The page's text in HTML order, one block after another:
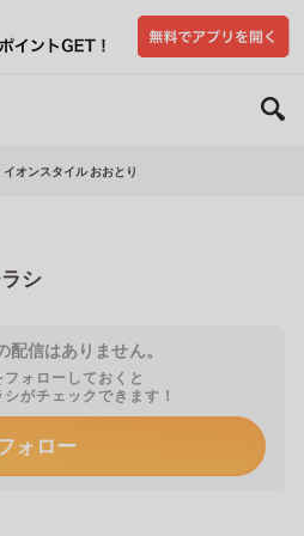
イオンスタイル おおとり
シ
配信はありません。
ォローしておくと
がチェックできます！
ォロー